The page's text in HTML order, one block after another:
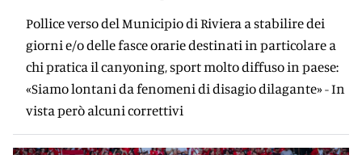
Pollice verso del Municipio di Riviera a stabilire dei
giorni e/o delle fasce orarie destinati in particolare a
chi pratica il canyoning, sport molto diffuso in paese:
«Siamo lontani da fenomeni di disagio dilagante» - In
vista però alcuni correttivi